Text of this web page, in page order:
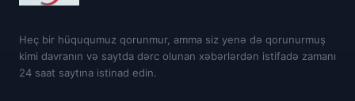
Heç bir hüququmuz qorunmur, amma siz yenə də qorunurmuş
kimi davranın və saytda dərc olunan xəbərlərdən istifadə zamanı
24 saat saytına istinad edin.